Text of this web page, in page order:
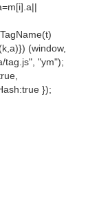
(window,
tag.js", "ym");
});